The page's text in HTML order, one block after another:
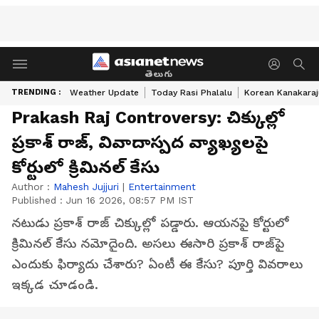
తెలుగు
TRENDING : Weather Update Today Rasi Phalalu Korean
Prakash Raj Controversy: చిక్కుల్లో
ప్రకాశ్ రాజ్, వివాదాస్పద వ్యాఖ్యలపై
కోర్టులో క్రిమినల్ కేసు
Author : Mahesh Jujjuri | Entertainment
Published : Jun 16 2026, 08:57 PM IST
నటుడు ప్రకాశ్ రాజ్ చిక్కుల్లో పడ్డారు. ఆయనపై కోర్టులో
క్రిమినల్ కేసు నమోదైంది. అసలు ఈసారి ప్రకాశ్ రాజ్‌పై
ఎందుకు ఫిర్యాదు చేశారు? ఏంటీ ఈ కేసు? పూర్తి వివరాలు
ఇక్కడ చూడండి.